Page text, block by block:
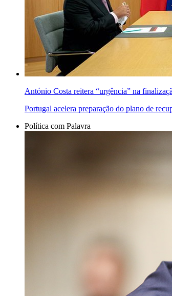
António Costa reitera “urgência” na
Portugal acelera preparação do plano de
Política com Palavra